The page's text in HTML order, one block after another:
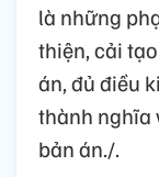
là những
thiện, cải
án, đủ điều
thành nghĩa
bản án./.